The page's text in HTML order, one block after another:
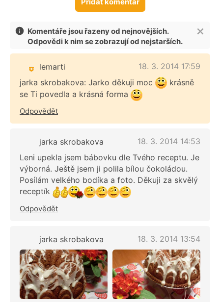
Komentáře jsou řazeny od nejnovějších.
Odpovědi k nim se zobrazují od nejstarších.
lemarti
18. 3. 2014 17:59
jarka skrobakova: Jarko děkuji moc
krásně
se Ti povedla a krásná forma
Odpovědět
jarka skrobakova
18. 3. 2014 14:53
Leni upekla jsem bábovku dle Tvého receptu. Je
výborná. Ještě jsem ji polila bílou čokoládou.
Posílám velkého bodíka a foto. Děkuji za skvělý
receptík
Odpovědět
jarka skrobakova 18. 3. 2014 13:54